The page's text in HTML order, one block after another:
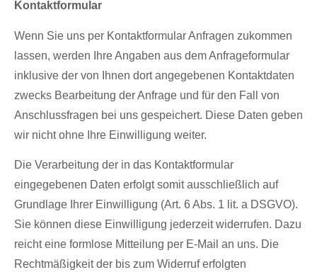
Kontaktformular
Wenn Sie uns per Kontaktformular Anfragen zukommen
lassen, werden Ihre Angaben aus dem Anfrageformular
inklusive der von Ihnen dort angegebenen Kontaktdaten
zwecks Bearbeitung der Anfrage und für den Fall von
Anschlussfragen bei uns gespeichert. Diese Daten geben
wir nicht ohne Ihre Einwilligung weiter.
Die Verarbeitung der in das Kontaktformular
eingegebenen Daten erfolgt somit ausschließlich auf
Grundlage Ihrer Einwilligung (Art. 6 Abs. 1 lit. a DSGVO).
Sie können diese Einwilligung jederzeit widerrufen. Dazu
reicht eine formlose Mitteilung per E-Mail an uns. Die
Rechtmäßigkeit der bis zum Widerruf erfolgten